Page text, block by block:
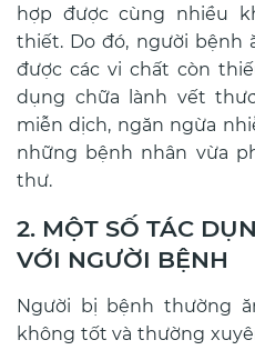
hợp được cùng nhiều
thiết. Do đó, người bệnh
được các vi chất còn
dụng chữa lành vết
miễn dịch, ngăn ngừa
những bệnh nhân vừa
thư.
2. MỘT SỐ TÁC
VỚI NGƯỜI BỆNH
Người bị bệnh thường
không tốt và thường